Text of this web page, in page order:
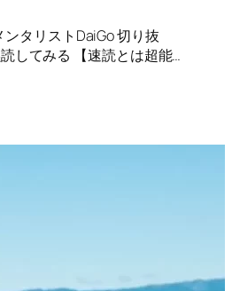
タリストDaiGo 切り抜
してみる 【速読とは超能…